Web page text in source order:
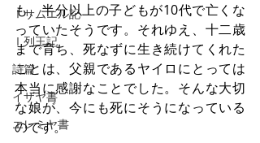
Ⅰサムエル記
Ⅰ列王記
詩篇
イザヤ書
エレミヤ書
も、半分以上の子どもが10代で亡くな
っていたそうです。それゆえ、十二歳
まで育ち、死なずに生き続けてくれた
ことは、父親であるヤイロにとっては
本当に感謝なことでした。そんな大切
な娘が、今にも死にそうになっている
のです。